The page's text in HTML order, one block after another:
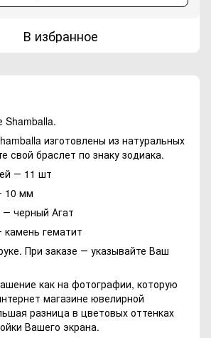
В избранное
Shamballa.
изготовлены из натуральных
свой браслет по знаку зодиака.
― 11 шт
10 мм
черный Агат
гематит
При заказе ― указывайте Ваш
как на фотографии, которую
магазине ювелирной
разница в цветовых оттенках
Вашего экрана.